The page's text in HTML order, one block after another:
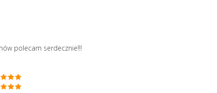
polecam serdecznie!!!